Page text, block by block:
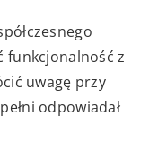
funkcjonalność z
uwagę przy
odpowiadał